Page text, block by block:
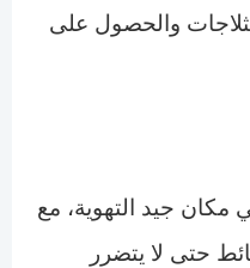
والحصول على
جيد التهوية، مع
حتى لا يتضرر